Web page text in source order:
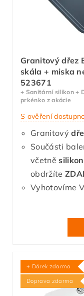
Granitový dřez
skála + miska
523671
+ Sanitární silikon +
prkénko z akácie
S ověření
Granitový
Součásti
včetně
obdržíte
Vyhotovíme
+ Dárek zdarma
Doprava zdarma